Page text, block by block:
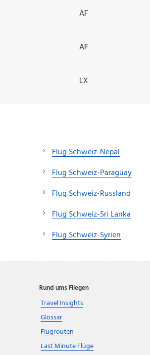
AF
AF
LX
Flug Schweiz-Nepal
Flug Schweiz-Paraguay
Flug Schweiz-Russland
Flug Schweiz-Sri Lanka
Flug Schweiz-Syrien